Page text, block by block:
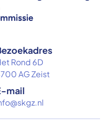
Rond 6D
AG Zeist
mail